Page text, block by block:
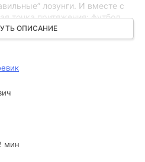
лозунги. И вместе с
точка притяжения: футбол.
вокруг клуба «Радник».
— и постепенно это
и прежней жизни.
ОПИСАНИЕ
мин